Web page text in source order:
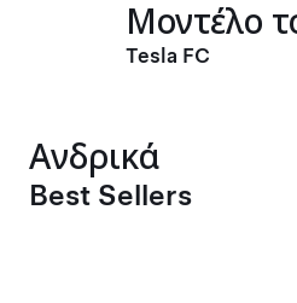
Μοντέλο
Tesla FC
Ανδρικά
Best Sellers